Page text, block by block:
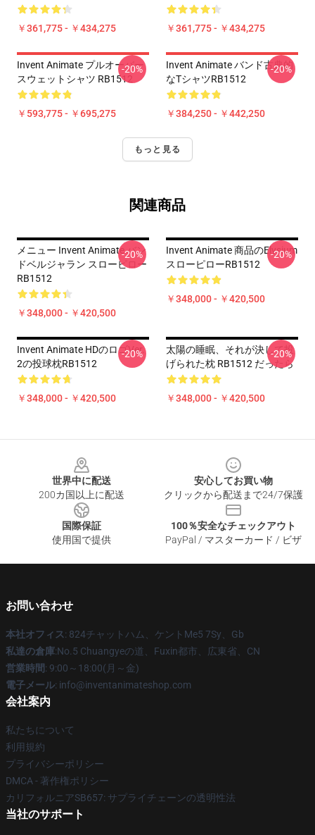
￥361,775 - ￥434,275 ￥361,775 - ￥434,275
Invent Animate プルオーバー
スウェットシャツ RB1512
￥593,775 - ￥695,275
-20%
Invent Animate バンド古典的
なTシャツRB1512
￥384,250 - ￥442,250
-20%
もっと見る
関連商品
メニュー Invent Animate バン
ドベルジャラン スローピロー
RB1512
￥348,000 - ￥420,500
-20%
Invent Animate 商品のelysium
スローピローRB1512
￥348,000 - ￥420,500
-20%
Invent Animate HDのロゴVer.
2の投球枕RB1512
￥348,000 - ￥420,500
-20%
太陽の睡眠、それが決して投
げられた枕 RB1512 だったら
￥348,000 - ￥420,500
-20%
世界中に配送
200カ国以上に配送
安心してお買い物
クリックから配送まで24/7保護
国際保証
使用国で提供
100％安全なチェックアウト
PayPal / マスターカード / ビザ
お問い合わせ
本社オフィス: 824チャットハム、ケントMe5 7Sy、Gb
私達の倉庫:No.5 Chuangyeの道、Fuxin都市、広東省、CN
営業時間: 9:00～18:00(月～金)
電子メール: info@inventanimateshop.com
会社案内
私たちについて
利用規約
プライバシーポリシー
DMCA - 著作権ポリシー
カリフォルニアSB657: サプライチェーンの透明性法
当社のサポート